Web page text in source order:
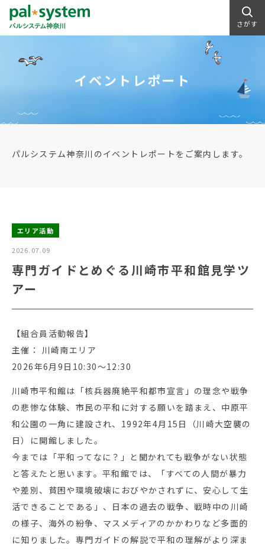
さがす
イベントレポート
パルシステム神奈川のイベントレポートをご案内します。
エリア活動
2026.07.09
専門ガイドとめぐる川崎市平和館見学ツ
アー
【組合員活動報告】
主催： 川崎南エリア
2026年6月9日10:30～12:30
川崎市平和館は「核兵器廃絶平和都市宣言」の理念や戦争
の悲惨な体験、市民の平和に対する願いを踏まえ、中原平
和公園の一角に建設され、1992年4月15日（川崎大空襲の
日）に開館しました。
今までは「平和ってなに？」と聞かれても戦争がない状態
と答えたと思います。平和館では、「すべての人間が暴力
や差別、貧困や環境破壊におびやかされずに、安心して生
活できることである」、日本の過去の戦争、戦時中の川崎
の様子、海外の紛争、マスメディアのかかわりなど多面的
に知りました。専門ガイドの解説で平和の理解がより深ま